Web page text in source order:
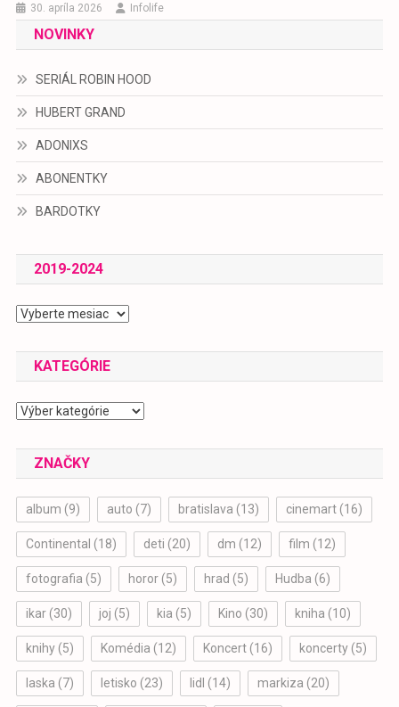
30. apríla 2026 Infolife
NOVINKY
SERIÁL ROBIN HOOD
HUBERT GRAND
ADONIXS
ABONENTKY
BARDOTKY
2019-2024
2019-
KATEGÓRIE
Kategórie
ZNAČKY
album (9) auto (7) bratislava (13) cinemart(16)
Continental (18) deti (20) dm (12) film (12)
fotografia (5) horor(5) hrad (5) Hudba (6)
ikar(30) joj (5) kia (5) Kino (30) kniha (10)
knihy(5) Komédia (12) Koncert(16) koncerty(5)
laska (7) letisko (23) lidl (14) markiza (20)